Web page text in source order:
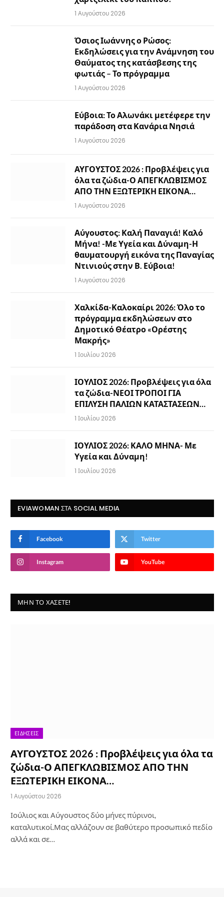
1 Αυγούστου 2026
Όσιος Ιωάννης ο Ρώσος:
Εκδηλώσεις για την Ανάμνηση του
Θαύματος της κατάσβεσης της
φωτιάς – Το πρόγραμμα
1 Αυγούστου 2026
Εύβοια: Το Αλωνάκι μετέφερε την
παράδοση στα Κανάρια Νησιά
1 Αυγούστου 2026
ΑΥΓΟΥΣΤΟΣ 2026 : Προβλέψεις για
όλα τα ζώδια-Ο ΑΠΕΓΚΛΩΒΙΣΜΟΣ
ΑΠΟ ΤΗΝ ΕΞΩΤΕΡΙΚΗ ΕΙΚΟΝΑ…
1 Αυγούστου 2026
Αύγουστος: Καλή Παναγιά! Καλό
Μήνα! -Με Υγεία και Δύναμη-Η
θαυματουργή εικόνα της Παναγίας
Ντινιούς στην Β. Εύβοια!
1 Αυγούστου 2026
Χαλκίδα-Καλοκαίρι 2026: Όλο το
πρόγραμμα εκδηλώσεων στο
Δημοτικό Θέατρο «Ορέστης
Μακρής»
1 Ιουλίου 2026
ΙΟΥΛΙΟΣ 2026: Προβλέψεις για όλα
τα ζώδια-ΝΕΟΙ ΤΡΟΠΟΙ ΓΙΑ
ΕΠΙΛΥΣΗ ΠΑΛΙΩΝ ΚΑΤΑΣΤΑΣΕΩΝ…
1 Ιουλίου 2026
ΙΟΥΛΙΟΣ 2026: ΚΑΛΟ ΜΗΝΑ- Με
Υγεία και Δύναμη!
1 Ιουλίου 2026
EVIAWOMAN ΣΤΑ SOCIAL MEDIA
Facebook Twitter
Instagram YouTube
ΜΗΝ ΤΟ ΧΆΣΕΤΕ!
ΕΙΔΉΣΕΙΣ
ΑΥΓΟΥΣΤΟΣ 2026 : Προβλέψεις για όλα τα
ζώδια-Ο ΑΠΕΓΚΛΩΒΙΣΜΟΣ ΑΠΟ ΤΗΝ
ΕΞΩΤΕΡΙΚΗ ΕΙΚΟΝΑ…
1 Αυγούστου 2026
Ιούλιος και Αύγουστος δύο μήνες πύρινοι,
καταλυτικοί.Μας αλλάζουν σε βαθύτερο προσωπικό πεδίο
αλλά και σε…